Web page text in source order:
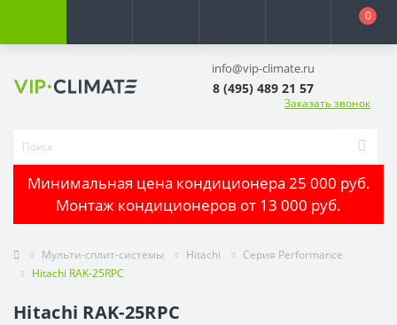
0
info@vip-climate.ru
8 (495) 489 21 57
Заказать звонок
Минимальная цена кондиционера 25 000 руб.
Монтаж кондиционеров от 13 000 руб.
Мульти-сплит-системы Hitachi
Серия Performance
Hitachi RAK-25RPC
Hitachi RAK-25RPC